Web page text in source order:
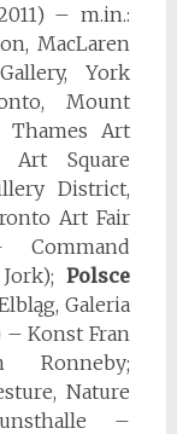
– m.in.:
MacLaren
York
Mount
Thames Art
Art Square
District,
Art Fair
Jork);Polsce
Galeria
– Konst Fran
Nature
–